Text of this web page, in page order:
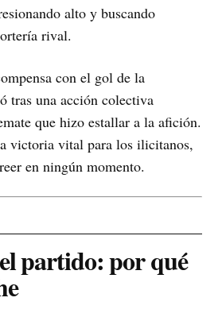
alto y buscando
rival.
con el gol de la
tras una acción colectiva
que hizo estallar a la afición.
victoria vital para los ilicitanos,
en ningún momento.
partido: por qué